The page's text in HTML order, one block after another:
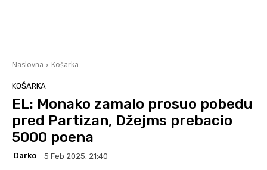
Naslovna Košarka
KOŠARKA
EL: Monako zamalo prosuo pobedu
pred Partizan, Džejms prebacio
5000 poena
Darko 5 Feb 2025. 21:40